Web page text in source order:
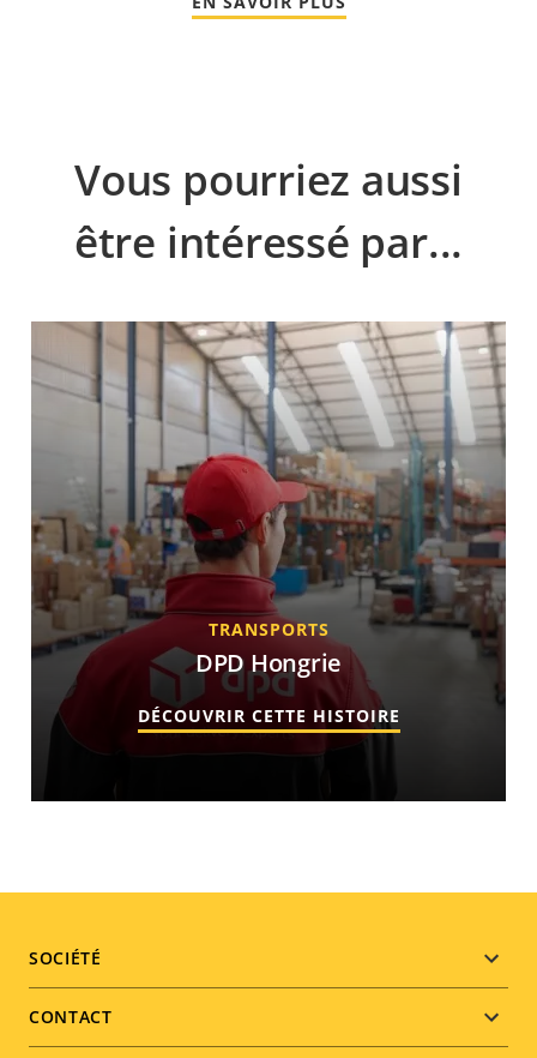
Vous pourriez aussi
être intéressé par...
TRANSPORTS
DPD Hongrie
DÉCOUVRIR CETTE HISTOIRE
Footer
menu
SOCIÉTÉ
CONTACT